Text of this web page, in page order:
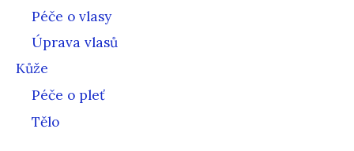
Péče o vlasy
Úprava vlasů
Kůže
Péče o pleť
Tělo